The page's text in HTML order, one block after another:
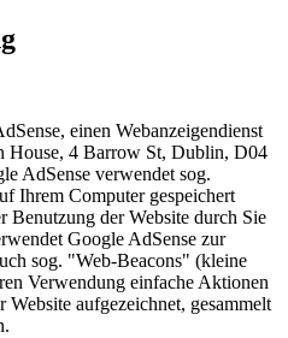
einen Webanzeigendienst
House, 4 Barrow St, Dublin, D04
AdSense verwendet sog.
Ihrem Computer gespeichert
Benutzung der Website durch Sie
Google AdSense zur
sog. "Web-Beacons" (kleine
Verwendung einfache Aktionen
aufgezeichnet, gesammelt